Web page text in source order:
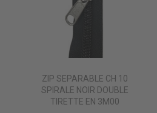
ZIP SEPARABLE CH 10
SPIRALE NOIR DOUBLE
TIRETTE EN 3M00